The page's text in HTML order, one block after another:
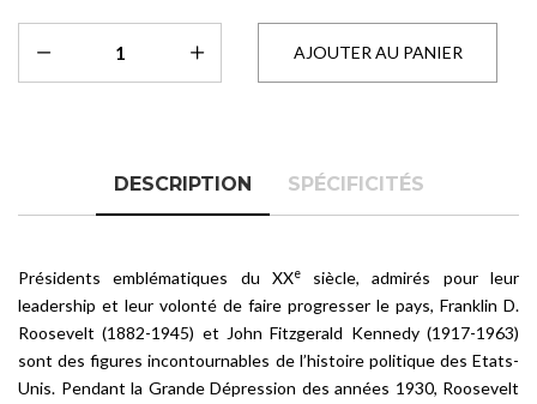
DESCRIPTION SPÉCIFICITÉS
Présidents emblématiques du XXesiècle, admirés pour leur
leadership et leur volonté de faire progresser le pays, Franklin D.
Roosevelt (1882-1945) et John Fitzgerald Kennedy (1917-1963)
sont des figures incontournables de l’histoire politique des Etats-
Unis. Pendant la Grande Dépression des années 1930, Roosevelt